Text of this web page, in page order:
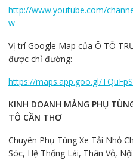
http://www.youtube.com/
w
Vị trí Google Map của Ô TÔ
được chỉ đường:
https://maps.app.goo.gl/
KINH DOANH MẢNG PHỤ
TÔ CẦN THƠ
Chuyên Phụ Tùng Xe Tải Nhỏ
Sóc, Hệ Thống Lái, Thân Vỏ,